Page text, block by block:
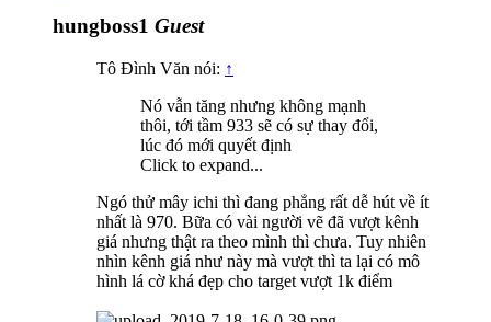
hungboss1 Guest
Tô Đình Văn nói: ↑
Nó vẫn tăng nhưng không mạnh
thôi, tới tầm 933 sẽ có sự thay đổi,
lúc đó mới quyết định
Click to expand...
Ngó thử mây ichi thì đang phẳng rất dễ hút về ít
nhất là 970. Bữa có vài người vẽ đã vượt kênh
giá nhưng thật ra theo mình thì chưa. Tuy nhiên
nhìn kênh giá như này mà vượt thì ta lại có mô
hình lá cờ khá đẹp cho target vượt 1k điểm